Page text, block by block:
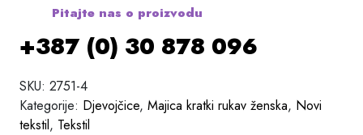
Pitajte nas o proizvodu
+387 (0) 30 878 096
SKU: 2751-4
Kategorije: Djevojčice, Majica kratki rukav ženska, Novi
tekstil, Tekstil